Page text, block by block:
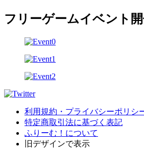
フリーゲームイベント開
利用規約・プライバシーポリシ
特定商取引法に基づく表記
ふりーむ！について
旧デザインで表示